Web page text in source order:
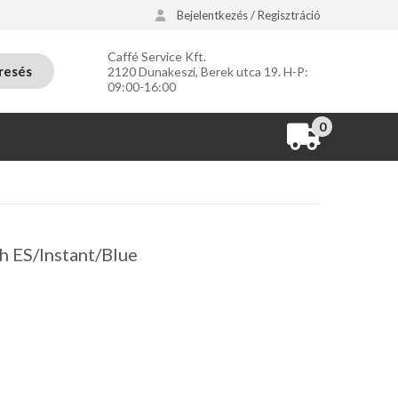
Bejelentkezés / Regisztráció
Caffé Service Kft.
2120 Dunakeszi, Berek utca 19. H-P:
09:00-16:00
0
ES/Instant/Blue